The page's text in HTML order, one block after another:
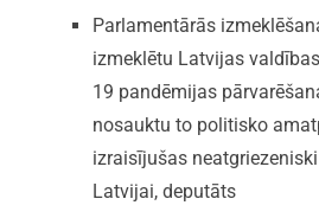
Parlamentārās
izmeklētu Latvijas
19 pandēmijas
nosauktu to politisko
izraisījušas
Latvijai, deputāts